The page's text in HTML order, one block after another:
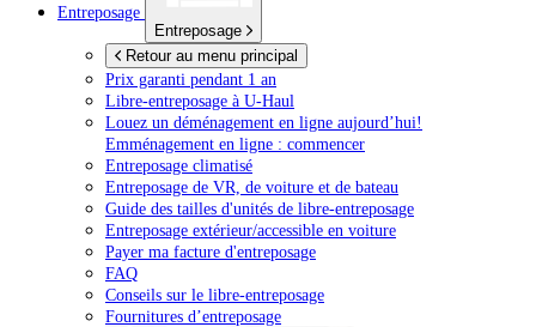
Entreposage
Entreposage
Retour au menu principal
Prix garanti pendant 1 an
Libre-entreposage à U-Haul
Louez un déménagement en ligne aujourd’hui!
Emménagement en ligne : commencer
Entreposage climatisé
Entreposage de VR, de voiture et de bateau
Guide des tailles d'unités de libre-entreposage
Entreposage extérieur/accessible en voiture
Payer ma facture d'entreposage
FAQ
Conseils sur le libre-entreposage
Fournitures d’entreposage